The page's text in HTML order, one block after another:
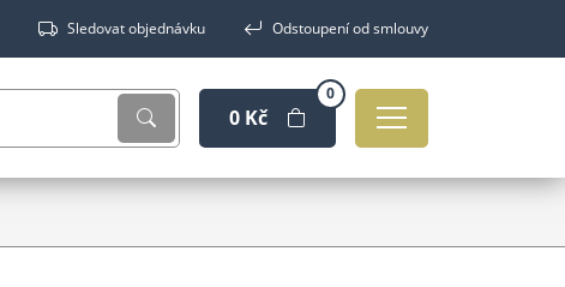
Sledovat objednávku Odstoupení od smlouvy
0 Kč
0